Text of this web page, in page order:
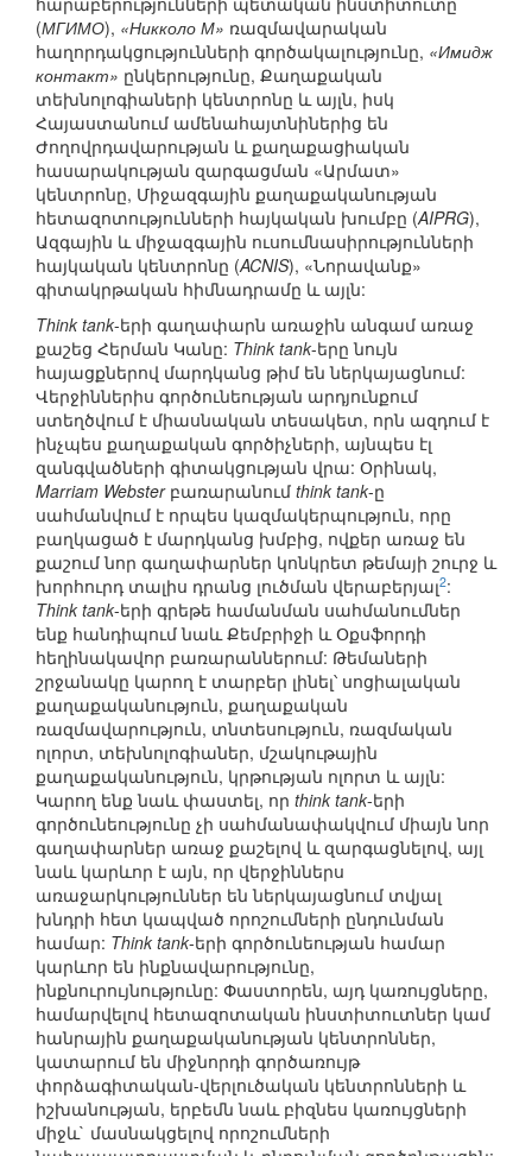
(МГИМО), «Никколо М» ռազմավարական
հաղորդակցությունների գործակալությունը, «Имидж
контакт» ընկերությունը, Քաղաքական
տեխնոլոգիաների կենտրոնը և այլն, իսկ
Հայաստանում ամենահայտնիներից են
Ժողովրդավարության և քաղաքացիական
հասարակության զարգացման «Արմատ»
կենտրոնը, Միջազգային քաղաքականության
հետազոտությունների հայկական խումբը (AIPRG),
Ազգային և միջազգային ուսումնասիրությունների
հայկական կենտրոնը (ACNIS), «Նորավանք»
գիտակրթական հիմնադրամը և այլն:
Think tank-երի գաղափարն առաջին անգամ առաջ
քաշեց Հերման Կանը: Think tank-երը նույն
հայացքներով մարդկանց թիմ են ներկայացնում:
Վերջիններիս գործունեության արդյունքում
ստեղծվում է միասնական տեսակետ, որն ազդում է
ինչպես քաղաքական գործիչների, այնպես էլ
զանգվածների գիտակցության վրա: Օրինակ,
Marriam Websterբառարանում think tank-ը
սահմանվում է որպես կազմակերպություն, որը
բաղկացած է մարդկանց խմբից, ովքեր առաջ են
քաշում նոր գաղափարներ կոնկրետ թեմայի շուրջ և
խորհուրդ տալիս դրանց լուծման վերաբերյալ2:
Think tank-երի գրեթե համանման սահմանումներ
ենք հանդիպում նաև Քեմբրիջի և Օքսֆորդի
հեղինակավոր բառարաններում: Թեմաների
շրջանակը կարող է տարբեր լինել՝ սոցիալական
քաղաքականություն, քաղաքական
ռազմավարություն, տնտեսություն, ռազմական
ոլորտ, տեխնոլոգիաներ, մշակութային
քաղաքականություն, կրթության ոլորտ և այլն:
Կարող ենք նաև փաստել, որ think tank-երի
գործունեությունը չի սահմանափակվում միայն նոր
գաղափարներ առաջ քաշելով և զարգացնելով, այլ
նաև կարևոր է այն, որ վերջիններս
առաջարկություններ են ներկայացնում տվյալ
խնդրի հետ կապված որոշումների ընդունման
համար: Think tank-երի գործունեության համար
կարևոր են ինքնավարությունը,
ինքնուրույնությունը: Փաստորեն, այդ կառույցները,
համարվելով հետազոտական ինստիտուտներ կամ
հանրային քաղաքականության կենտրոններ,
կատարում են միջնորդի գործառույթ
փորձագիտական-վերլուծական կենտրոնների և
իշխանության, երբեմն նաև բիզնես կառույցների
միջև` մասնակցելով որոշումների